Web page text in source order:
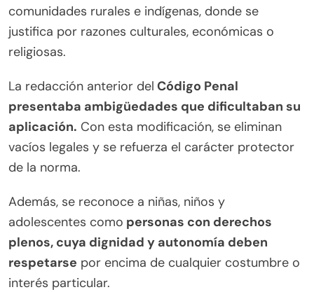
comunidades rurales e indígenas, donde se
justifica por razones culturales, económicas o
religiosas.
La redacción anterior del Código Penal
presentaba ambigüedades que dificultaban su
aplicación. Con esta modificación, se eliminan
vacíos legales y se refuerza el carácter protector
de la norma.
Además, se reconoce a niñas, niños y
adolescentes como personas con derechos
plenos, cuya dignidad y autonomía deben
respetarse por encima de cualquier costumbre o
interés particular.